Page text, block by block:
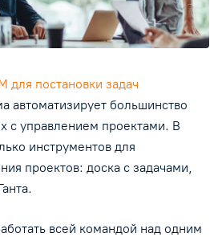
для постановки задач
автоматизирует большинство
с управлением проектами. В
инструментов для
проектов: доска с задачами,
всей командой над одним